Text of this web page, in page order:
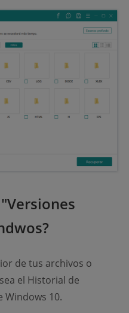
de tus archivos o
el Historial de
Windows 10.